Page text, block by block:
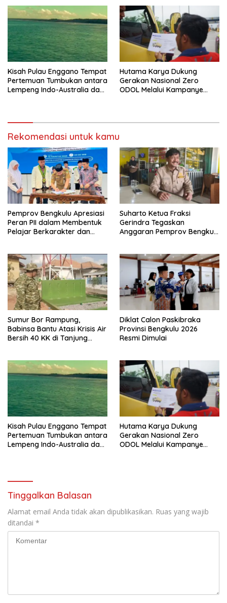
Kisah Pulau Enggano Tempat
Pertemuan Tumbukan antara
Lempeng Indo-Australia dan
Mendadak Potensi Gempa
8.4 SR dan Picu Tsunami 15
Hutama Karya Dukung
Gerakan Nasional Zero
ODOL Melalui Kampanye
Rekomendasi untuk kamu
Pemprov Bengkulu Apresiasi
Peran PII dalam Membentuk
Pelajar Berkarakter dan
Suharto Ketua Fraksi
Gerindra Tegaskan
Anggaran Pemprov Bengkulu
Mendahului Aturan
Sumur Bor Rampung,
Babinsa Bantu Atasi Krisis Air
Bersih 40 KK di Tanjung
Diklat Calon Paskibraka
Provinsi Bengkulu 2026
Resmi Dimulai
Kisah Pulau Enggano Tempat
Pertemuan Tumbukan antara
Lempeng Indo-Australia dan
Mendadak Potensi Gempa
8.4 SR dan Picu Tsunami 15
Meter
Hutama Karya Dukung
Gerakan Nasional Zero
ODOL Melalui Kampanye
Tinggalkan Balasan
Alamat email Anda tidak akan dipublikasikan. Ruas yang wajib
ditandai *